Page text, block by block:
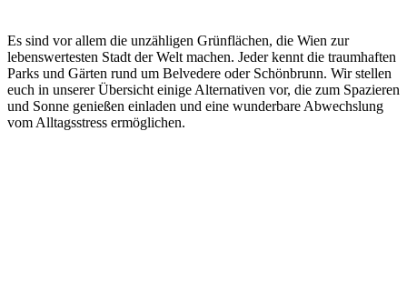
Es sind vor allem die unzähligen Grünflächen, die Wien zur
lebenswertesten Stadt der Welt machen. Jeder kennt die traumhaften
Parks und Gärten rund um Belvedere oder Schönbrunn. Wir stellen
euch in unserer Übersicht einige Alternativen vor, die zum Spazieren
und Sonne genießen einladen und eine wunderbare Abwechslung
vom Alltagsstress ermöglichen.